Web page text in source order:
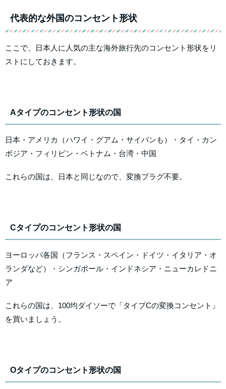
代表的な外国のコンセント形状
ここで、日本人に人気の主な海外旅行先のコンセント形状をリ
ストにしておきます。
Aタイプのコンセント形状の国
日本・アメリカ（ハワイ・グアム・サイパンも）・タイ・カン
ボジア・フィリピン・ベトナム・台湾・中国
これらの国は、日本と同じなので、変換プラグ不要。
Cタイプのコンセント形状の国
ヨーロッパ各国（フランス・スペイン・ドイツ・イタリア・オ
ランダなど）・シンガポール・インドネシア・ニューカレドニ
ア
これらの国は、100均ダイソーで「タイプCの変換コンセント」
を買いましょう。
Oタイプのコンセント形状の国